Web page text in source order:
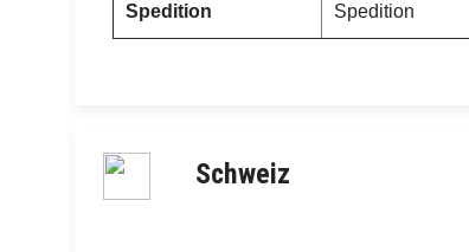
Spedition Spedition
Schweiz